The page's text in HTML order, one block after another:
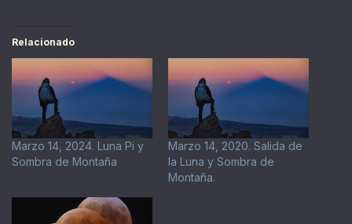
Relacionado
Marzo 14, 2024. Luna Pi y
Sombra de Montaña
Marzo 14, 2020. Salida de
la Luna y Sombra de
Montaña.